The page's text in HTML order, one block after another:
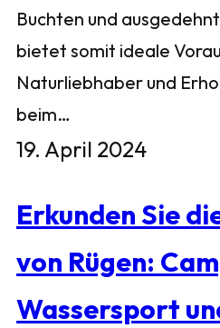
Buchten und
bietet somit ideale
Naturliebhaber und
beim…
19. April 2024
Erkunden Sie
von Rügen:
Wassersport